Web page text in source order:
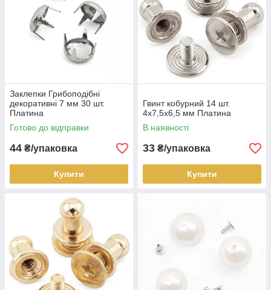
Заклепки Грибоподібні
декоративні 7 мм 30 шт.
Платина
Готово до відправки
44 ₴/упаковка
Купити
Гвинт кобурний 14 шт.
4х7,5х6,5 мм Платина
В наявності
33 ₴/упаковка
Купити